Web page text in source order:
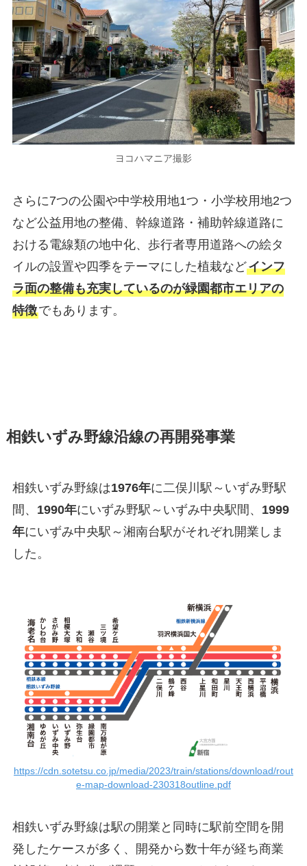
ヨコハマニア撮影
さらに7つの公園や中学校用地1つ・小学校用地2つ
など公益用地の整備、幹線道路・補助幹線道路に
おける電線類の地中化、歩行者専用道路への絵タ
イルの設置や四季をテーマにした植栽などインフ
ラ面の整備も充実しているのが緑園都市エリアの
特徴でもあります。
相鉄いずみ野線沿線の再開発事業
相鉄いずみ野線は1976年に二俣川駅～いずみ野駅
間、 1990年にいずみ野駅～いずみ中央駅間、 1999
年にいずみ中央駅～湘南台駅がそれぞれ開業しま
した。
https://cdn.sotetsu.co.jp/media/2023/train/stations/download/rout
e-map-download-230318outline.pdf
相鉄いずみ野線は駅の開業と同時に駅前空間を開
発したケースが多く、開発から数十年が経ち商業